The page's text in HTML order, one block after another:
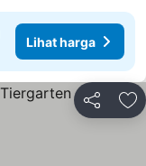
Lihat harga
Bagikan